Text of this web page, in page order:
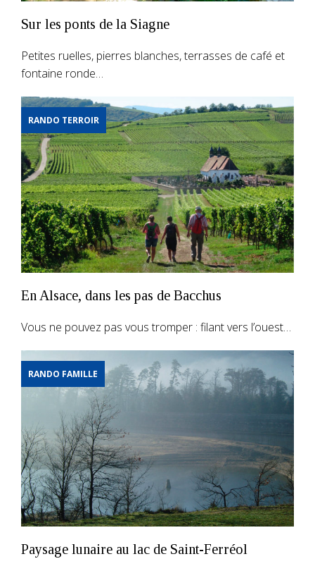
Sur les ponts de la Siagne
Petites ruelles, pierres blanches, terrasses de café et
fontaine ronde…
RANDO TERROIR
En Alsace, dans les pas de Bacchus
Vous ne pouvez pas vous tromper : filant vers l’ouest…
RANDO FAMILLE
Paysage lunaire au lac de Saint-Ferréol